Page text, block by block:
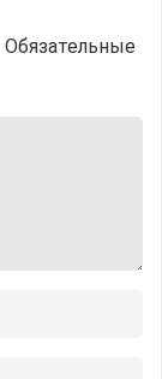
Обязательные